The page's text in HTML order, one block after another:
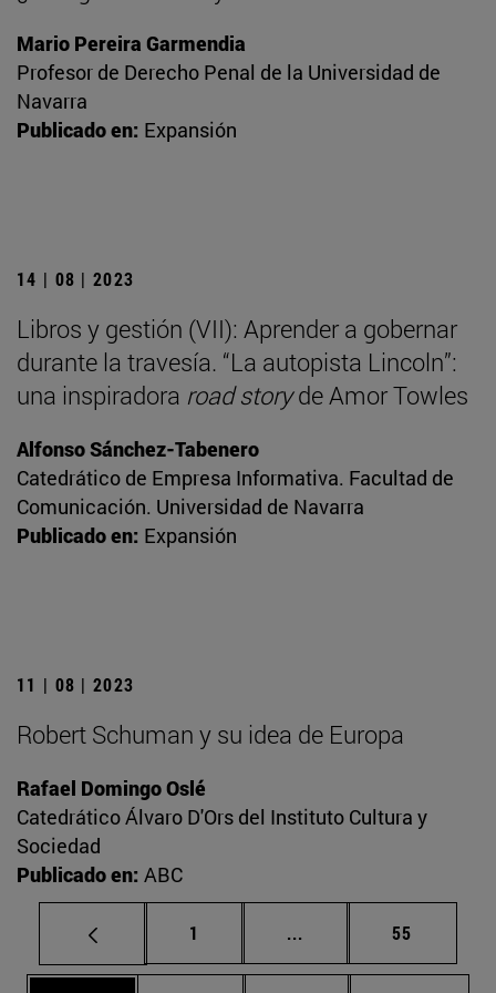
Mario Pereira Garmendia
Profesor de Derecho Penal de la Universidad de
Navarra
Publicado en: Expansión
14 | 08 | 2023
Libros y gestión (VII): Aprender a gobernar
durante la travesía. “La autopista Lincoln”:
una inspiradora road storyde Amor Towles
Alfonso Sánchez-Tabenero
Catedrático de Empresa Informativa. Facultad de
Comunicación. Universidad de Navarra
Publicado en: Expansión
11 | 08 | 2023
Robert Schuman y su idea de Europa
Rafael Domingo Oslé
Catedrático Álvaro D'Ors del Instituto Cultura y
Sociedad
Publicado en: ABC
Página
1 ... Páginas intermedias
Página
55